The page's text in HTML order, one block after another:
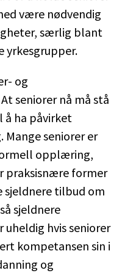
være nødvendig
særlig blant
yrkesgrupper.
og
seniorer nå må stå
å ha påvirket
seniorer er
opplæring,
praksisnære former
sjeldnere tilbud om
sjeldnere
hvis seniorer
kompetansen sin i
og